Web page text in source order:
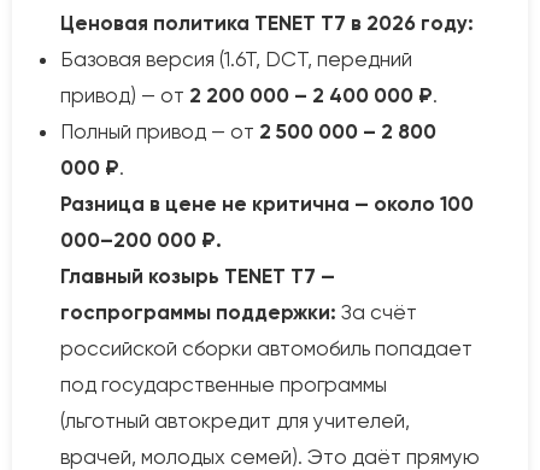
Ценовая политика TENET T7 в 2026 году:
Базовая версия (1.6Т, DCT, передний
привод) — от 2 200 000 – 2 400 000 ₽.
Полный привод — от 2 500 000 – 2 800
000 ₽.
Разница в цене не критична — около 100
000–200 000 ₽.
Главный козырь TENET T7 —
госпрограммы поддержки: За счёт
российской сборки автомобиль попадает
под государственные программы
(льготный автокредит для учителей,
врачей, молодых семей). Это даёт прямую